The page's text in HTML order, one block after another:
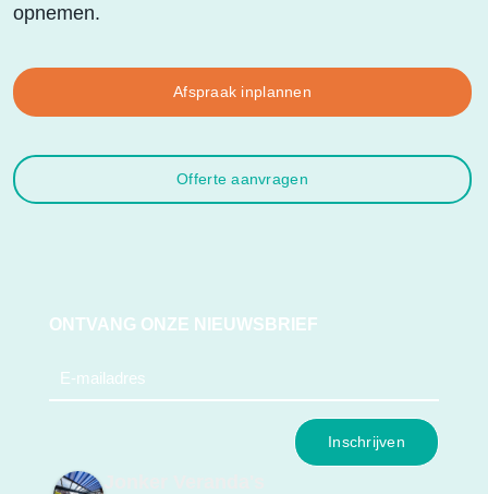
opnemen.
Afspraak inplannen
Offerte aanvragen
ONTVANG ONZE NIEUWSBRIEF
e-
mail